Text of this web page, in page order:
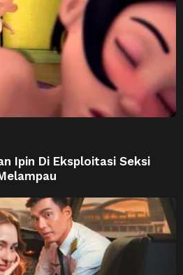
Ipin Di Eksploitasi Seksi